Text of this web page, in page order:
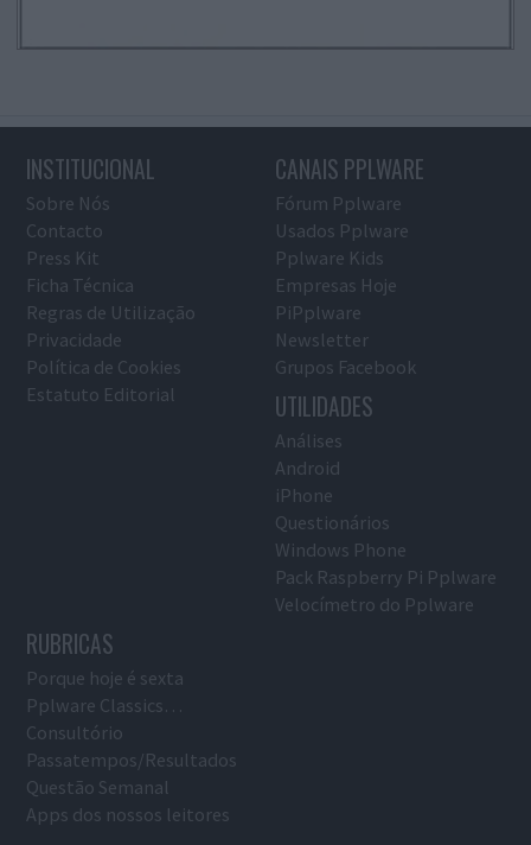
INSTITUCIONAL
Sobre Nós
Contacto
Press Kit
Ficha Técnica
Regras de Utilização
Privacidade
Política de Cookies
Estatuto Editorial
CANAIS PPLWARE
Fórum Pplware
Usados Pplware
Pplware Kids
Empresas Hoje
PiPplware
Newsletter
Grupos Facebook
UTILIDADES
Análises
Android
iPhone
Questionários
Windows Phone
Pack Raspberry Pi Pplware
Velocímetro do Pplware
RUBRICAS
Porque hoje é sexta
Pplware Classics…
Consultório
Passatempos/Resultados
Questão Semanal
Apps dos nossos leitores